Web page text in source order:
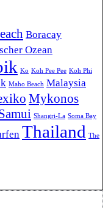
Boracay
Ozean
Ko Koh Pee Pee Koh Phi
Maho Beach Malaysia
Mykonos
Shangri-La Soma Bay
Thailand The